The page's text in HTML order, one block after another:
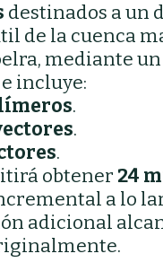
destinados a un
de la cuenca
mediante
incluye:
.
.
.
obtener 24
a lo
adicional